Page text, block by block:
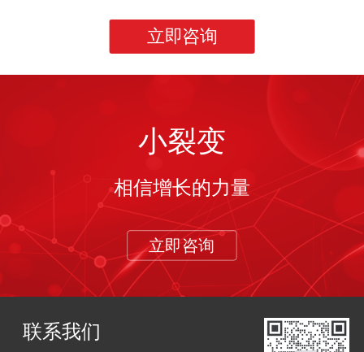
立即咨询
小裂变
相信增长的力量
立即咨询
联系我们